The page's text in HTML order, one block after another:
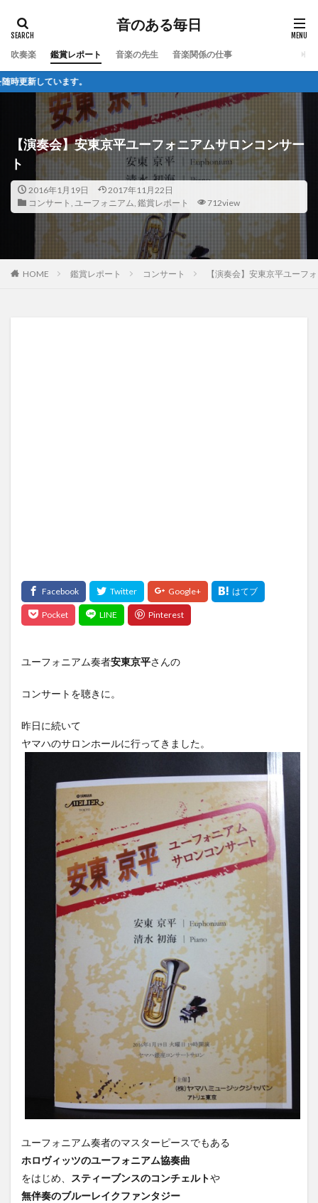
音のある毎日
吹奏楽 鑑賞レポート 音楽の先生 音楽関係の仕事
す。
【演奏会】安東京平ユーフォニアムサロンコンサー
ト
2016年1月19日
2017年11月22日
コンサート , ユーフォニアム, 鑑賞レポート 712view
HOME 鑑賞レポート コンサート 【演奏会】安東京平ユーフ
ユーフォニアム奏者安東京平さんの
コンサートを聴きに。
昨日に続いて
ヤマハのサロンホールに行ってきました。
ユーフォニアム奏者のマスターピースでもある
ホロヴィッツのユーフォニアム協奏曲
をはじめ、
スティーブンスのコンチェルトや
無伴奏のブルーレイクファンタジー